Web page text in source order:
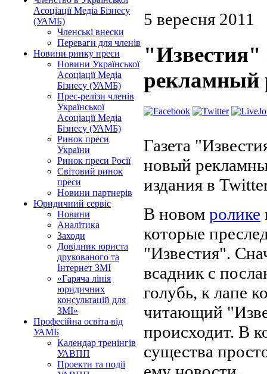
Асоціації Медіа Бізнесу
(УАМБ)
Членські внески
Переваги для членів
Новини ринку преси
Новини Української
Асоціації Медіа
Бізнесу (УАМБ)
Прес-релізи членів
Української
Асоціації Медіа
Бізнесу (УАМБ)
Ринок преси
України
Ринок преси Росії
Світовий ринок
преси
Новини партнерів
Юридичний сервіс
Новини
Аналітика
Заходи
Довідник юриста
друкованого та
Інтернет ЗМІ
«Гаряча лінія
юридичних
консультацій для
ЗМІ»
Професійна освіта від
УАМБ
Календар тренінгів
УАВПП
Проекти та події
5 вересня 2011
рекламный
Газета
новый
издания в
В новом ролике
которые
"Известия".
всадник с
голубь, к лапе
читающий
происходит. В
существа